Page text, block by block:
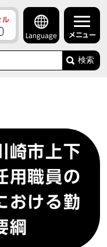
ル
Language メニュー
検索
崎市上下
用職員の
おける勤
綱